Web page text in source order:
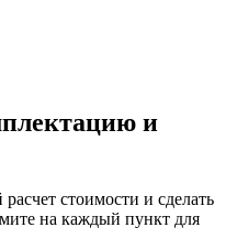
и
стоимости и сделать
на каждый пункт для